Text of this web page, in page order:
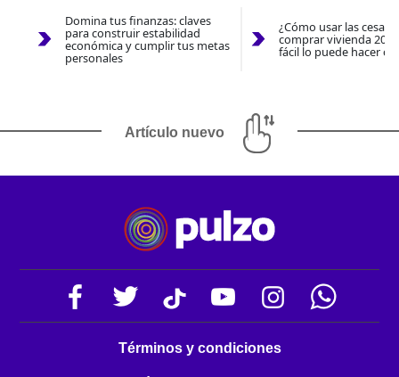
Domina tus finanzas: claves
para construir estabilidad
económica y cumplir tus metas
personales
¿Cómo usar las
comprar vivienda
fácil lo puede hacer
Artículo nuevo
Términos y condiciones